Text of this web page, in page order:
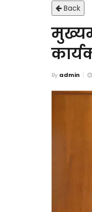
Back
By admin